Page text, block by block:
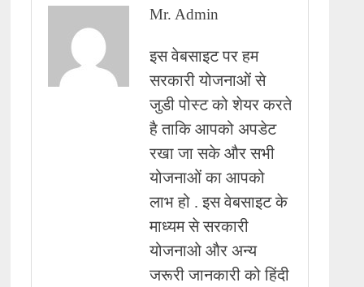
Mr. Admin
इस वेबसाइट पर हम
सरकारी योजनाओं से
जुडी पोस्ट को शेयर करते
है ताकि आपको अपडेट
रखा जा सके और सभी
योजनाओं का आपको
लाभ हो . इस वेबसाइट के
माध्यम से सरकारी
योजनाओ और अन्य
जरूरी जानकारी को हिंदी